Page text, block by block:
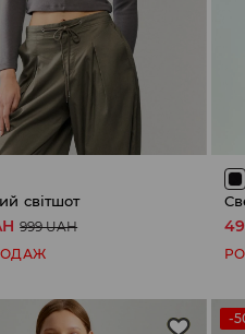
світшот
999 UAH
-